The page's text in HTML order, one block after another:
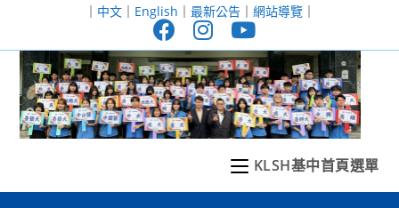
至
｜ 中文｜ English ｜ 最新公告｜ 網站導覽｜
KLSH基中首頁選單